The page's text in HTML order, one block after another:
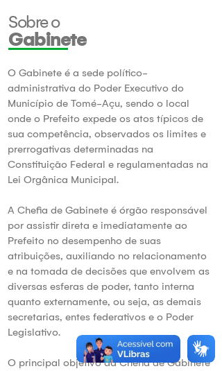
Sobre o
Gabinete
O Gabinete é a sede político-
administrativa do Poder Executivo do
Município de Tomé-Açu, sendo o local
onde o Prefeito expede os atos típicos de
sua competência, observados os limites e
prerrogativas determinadas na
Constituição Federal e regulamentadas na
Lei Orgânica Municipal.
A Chefia de Gabinete é órgão responsável
por assistir direta e imediatamente ao
Prefeito no desempenho de suas
atribuições, auxiliando no relacionamento
e na tomada de decisões que envolvem as
diversas esferas de poder, tanto interna
quanto externamente, ou seja, as demais
secretarias, entes federativos e o Poder
Legislativo.
O principal objetivo da Chefia de Gabinete